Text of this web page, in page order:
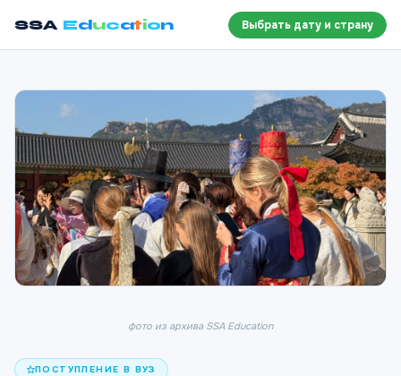
SSA Education Выбрать дату и страну
фото из архива SSA Education
ПОСТУПЛЕНИЕ В ВУЗ